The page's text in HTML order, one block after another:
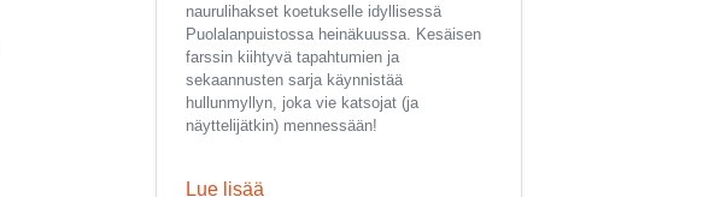
naurulihakset koetukselle idyllisessä
Puolalanpuistossa heinäkuussa. Kesäisen
farssin kiihtyvä tapahtumien ja
sekaannusten sarja käynnistää
hullunmyllyn, joka vie katsojat (ja
näyttelijätkin) mennessään!
Lue lisää